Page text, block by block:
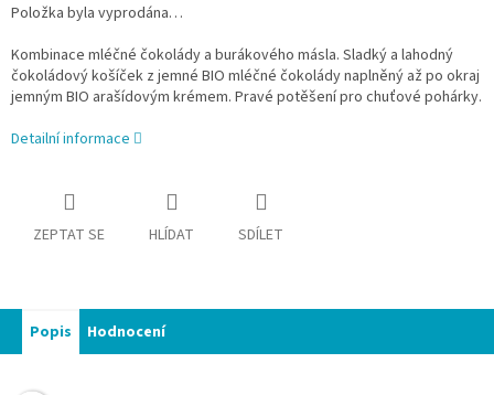
Položka byla vyprodána…
Kombinace mléčné čokolády a burákového másla. Sladký a lahodný
čokoládový košíček z jemné BIO mléčné čokolády naplněný až po okraj
jemným BIO arašídovým krémem. Pravé potěšení pro chuťové pohárky.
Detailní informace
ZEPTAT SE HLÍDAT SDÍLET
Popis Hodnocení